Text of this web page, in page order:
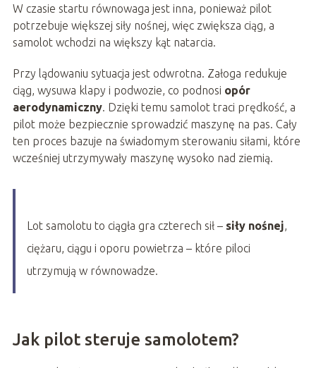
W czasie startu równowaga jest inna, ponieważ pilot
potrzebuje większej siły nośnej, więc zwiększa ciąg, a
samolot wchodzi na większy kąt natarcia.
Przy lądowaniu sytuacja jest odwrotna. Załoga redukuje
ciąg, wysuwa klapy i podwozie, co podnosi opór
aerodynamiczny. Dzięki temu samolot traci prędkość, a
pilot może bezpiecznie sprowadzić maszynę na pas. Cały
ten proces bazuje na świadomym sterowaniu siłami, które
wcześniej utrzymywały maszynę wysoko nad ziemią.
Lot samolotu to ciągła gra czterech sił – siły nośnej,
ciężaru, ciągu i oporu powietrza – które piloci
utrzymują w równowadze.
Jak pilot steruje samolotem?